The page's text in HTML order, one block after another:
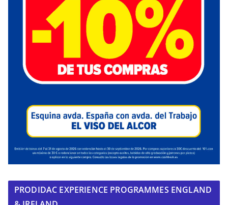
PRODIDAC EXPERIENCE PROGRAMMES ENGLAND